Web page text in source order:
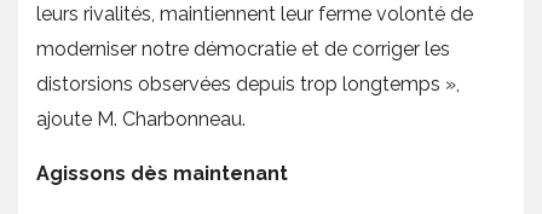
leurs rivalités, maintiennent leur ferme volonté de
moderniser notre démocratie et de corriger les
distorsions observées depuis trop longtemps »,
ajoute M. Charbonneau.
Agissons dès maintenant